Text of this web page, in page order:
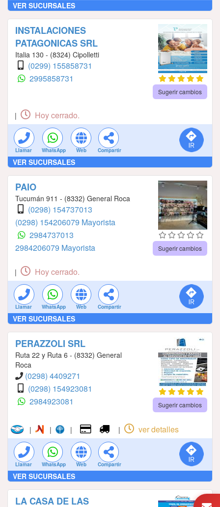
VER SUCURSALES
INSTALACIONES
PATAGONICAS SRL
Italia 130 - (8324) Cipolletti
(0299) 155858731
2995858731
Sugerir cambios
| Hoy cerrado.
Llamar WhatsApp Web Compartir
VER SUCURSALES
PAIO
Tucumán 911 - (8332) General Roca
(0298) 154737013
(0298) 154206079 Mayorista
2984737013
2984206079 Mayorista
Sugerir cambios
| Hoy cerrado.
Llamar WhatsApp Web Compartir
VER SUCURSALES
PERAZZOLI SRL
Ruta 22 y Ruta 6 - (8332) General
Roca
(0298) 4409271
(0298) 154923081
2984923081
Sugerir cambios
| | | | ver detalles
Llamar WhatsApp Web Compartir
VER SUCURSALES
LA CASA DE LAS